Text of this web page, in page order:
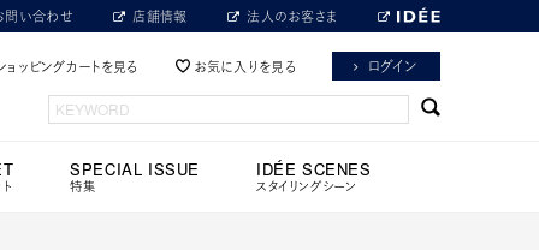
問い合わせ 店舗情報 法人のお客さま
ョッピングカートを見る お気に入りを見る ログイン
SPECIAL ISSUE
特集
IDÉE SCENES
スタイリングシーン